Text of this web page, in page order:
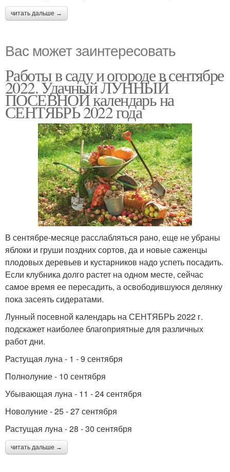
читать дальше →
Вас может заинтересовать
Работы в саду и огороде в сентябре
2022. Удачный ЛУННЫЙ
ПОСЕВНОЙ календарь на
СЕНТЯБРЬ 2022 года
В сентябре-месяце расслабляться рано, еще не убраны
яблоки и груши поздних сортов, да и новые саженцы
плодовых деревьев и кустарников надо успеть посадить.
Если клубника долго растет на одном месте, сейчас
самое время ее пересадить, а освободившуюся делянку
пока засеять сидератами.
Лунный посевной календарь на СЕНТЯБРЬ 2022 г.
подскажет наиболее благоприятные для различных
работ дни.
Растущая луна - 1 - 9 сентября
Полнолуние - 10 сентября
Убывающая луна - 11 - 24 сентября
Новолуние - 25 - 27 сентября
Растущая луна - 28 - 30 сентября
читать дальше →